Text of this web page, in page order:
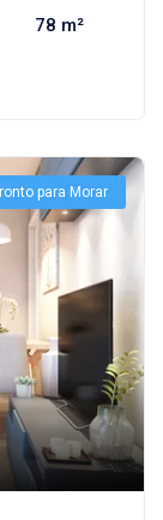
78 m²
para Morar